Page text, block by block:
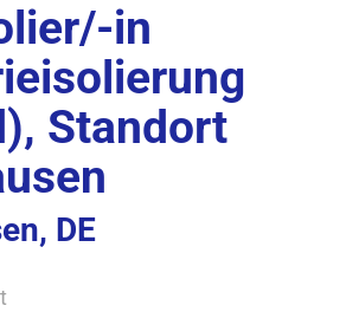
in
Standort
DE